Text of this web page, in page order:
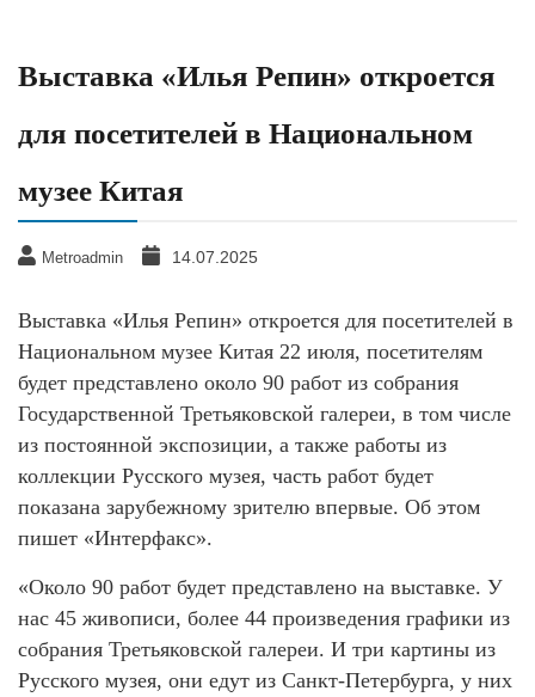
Выставка «Илья Репин» откроется
для посетителей в Национальном
музее Китая
Metroadmin 14.07.2025
Выставка «Илья Репин» откроется для посетителей в
Национальном музее Китая 22 июля, посетителям
будет представлено около 90 работ из собрания
Государственной Третьяковской галереи, в том числе
из постоянной экспозиции, а также работы из
коллекции Русского музея, часть работ будет
показана зарубежному зрителю впервые. Об этом
пишет «Интерфакс».
«Около 90 работ будет представлено на выставке. У
нас 45 живописи, более 44 произведения графики из
собрания Третьяковской галереи. И три картины из
Русского музея, они едут из Санкт-Петербурга, у них